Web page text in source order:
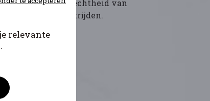
opnieuw de gehechtheid van
te bestrijden.
relevante